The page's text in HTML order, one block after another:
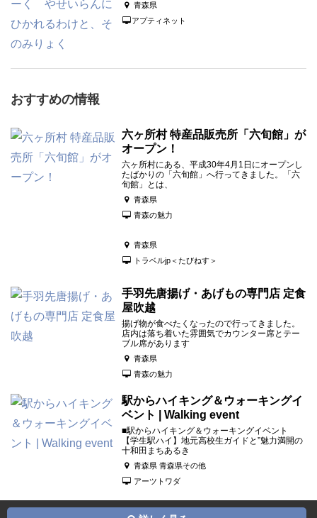
青森県
アプティネット
おすすめの情報
六ヶ所村 特産品販売所「六旬館」が
オープン！
六ヶ所村にある、平成30年4月1日にオープンし
たばかりの「六旬館」へ行ってきました。「六
旬館」とは、
青森県
青森の魅力
青森県
トラベルjp＜たびねす＞
手羽先唐揚げ・あげもの専門店 定食
屋吹越
揚げ物が食べたくなったので行ってきました。
店内は落ち着いた雰囲気でカウンター席とテー
ブル席があります
青森県
青森の魅力
駅からハイキング＆ウォーキングイ
ベント | Walking event
■駅からハイキング＆ウォーキングイベント
【学生駅ハイ】地元高校生ガイドと”魅力満開の
十和田まちあるき
青森県 青森県その他
アーツトワダ